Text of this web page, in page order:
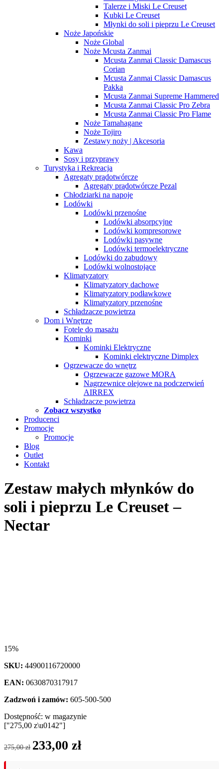
Talerze i Miski Le Creuset
Kubki Le Creuset
Młynki do soli i pieprzu Le Creuset
Noże Japońskie
Noże Global
Noże Mcusta Zanmai
Mcusta Zanmai Classic Damascus
Corian
Mcusta Zanmai Classic Damascus
Pakka
Mcusta Zanmai Supreme Hammered
Mcusta Zanmai Classic Pro Zebra
Mcusta Zanmai Classic Pro Flame
Noże Tamahagane
Noże Tojiro
Zestawy noży | Akcesoria
Kawa
Sosy i przyprawy
Turystyka i Rekreacja
Agregaty prądotwórcze
Agregaty prądotwórcze Pezal
Chłodziarki na napoje
Lodówki
Lodówki przenośne
Lodówki absorpcyjne
Lodówki kompresorowe
Lodówki pasywne
Lodówki termoelektryczne
Lodówki do zabudowy
Lodówki wolnostojące
Klimatyzatory
Klimatyzatory dachowe
Klimatyzatory podławkowe
Klimatyzatory przenośne
Schładzacze powietrza
Dom i Wnętrze
Fotele do masażu
Kominki
Kominki Elektryczne
Kominki elektryczne Dimplex
Ogrzewacze do wnętrz
Ogrzewacze gazowe MORA
Nagrzewnice olejowe na podczerwień
AIRREX
Schładzacze powietrza
Zobacz wszystko
Producenci
Promocje
Promocje
Blog
Outlet
Kontakt
Zestaw małych młynków do
soli i pieprzu Le Creuset –
Nectar
15%
SKU: 44900116720000
EAN: 0630870317917
Zadzwoń i zamów: 605-500-500
Dostępność: w magazynie
["275,00 z\u0142"]
275,00zł
Pierwotna
cena
233,00 złcena